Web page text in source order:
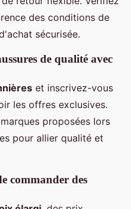
des conditions de
sécurisée.
de qualité avec
et inscrivez-vous
les offres exclusives.
proposées lors
pour allier qualité et
commander des